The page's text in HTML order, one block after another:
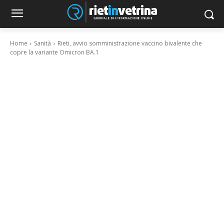
Home Sanità
Rieti, avvio somministrazione vaccino bivalente che
copre la variante Omicron BA.1